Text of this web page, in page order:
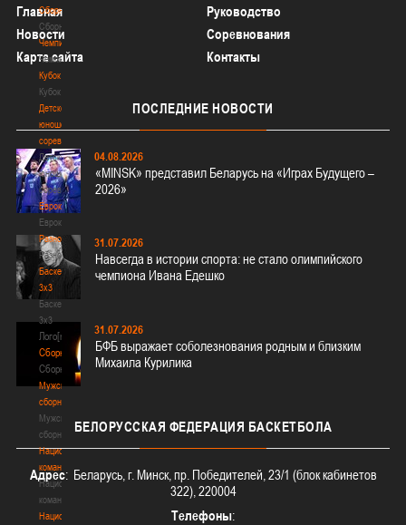
Сборные
Сборные
Чемпионат
Чемпионат
Кубок
Кубок
Детско-
юношеские
соревнования
Детско-
юношеские
соревнования
Еврокубки
Еврокубки
Разное
Разное
Баскетбол
3х3
Баскетбол
3х3
Лого[modid=121]
Сборные
Сборные
Мужские
сборные
Мужские
сборные
Национальная
команда
Национальная
команда
Национальная
Главная
Руководство
Новости
Соревнования
Карта сайта
Контакты
ПОСЛЕДНИЕ НОВОСТИ
04.08.2026
«MINSK» представил Беларусь на «Играх Будущего –
2026»
31.07.2026
Навсегда в истории спорта: не стало олимпийского
чемпиона Ивана Едешко
31.07.2026
БФБ выражает соболезнования родным и близким
Михаила Курилика
БЕЛОРУССКАЯ ФЕДЕРАЦИЯ БАСКЕТБОЛА
Адрес: Беларусь, г. Минск, пр. Победителей, 23/1 (блок кабинетов
322), 220004
Телефоны: